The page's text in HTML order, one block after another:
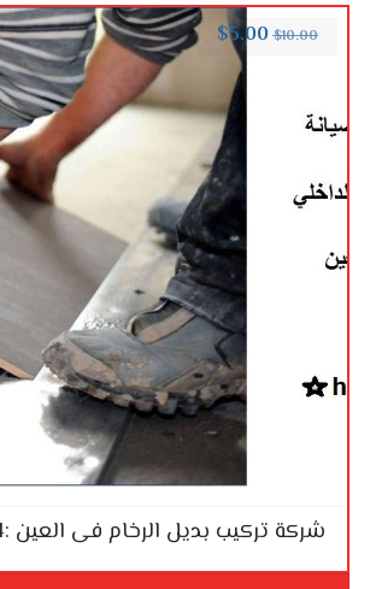
شركة تركيب بديل الرخام فى العين :0553996694
$10.00
$5.00